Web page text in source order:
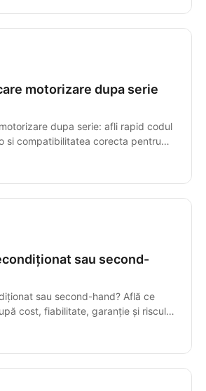
motorizare dupa serie
dupa serie: afli rapid codul
si compatibilitatea corecta pentru
sau second-
sau second-hand? Află ce
cost, fiabilitate, garanție și riscul